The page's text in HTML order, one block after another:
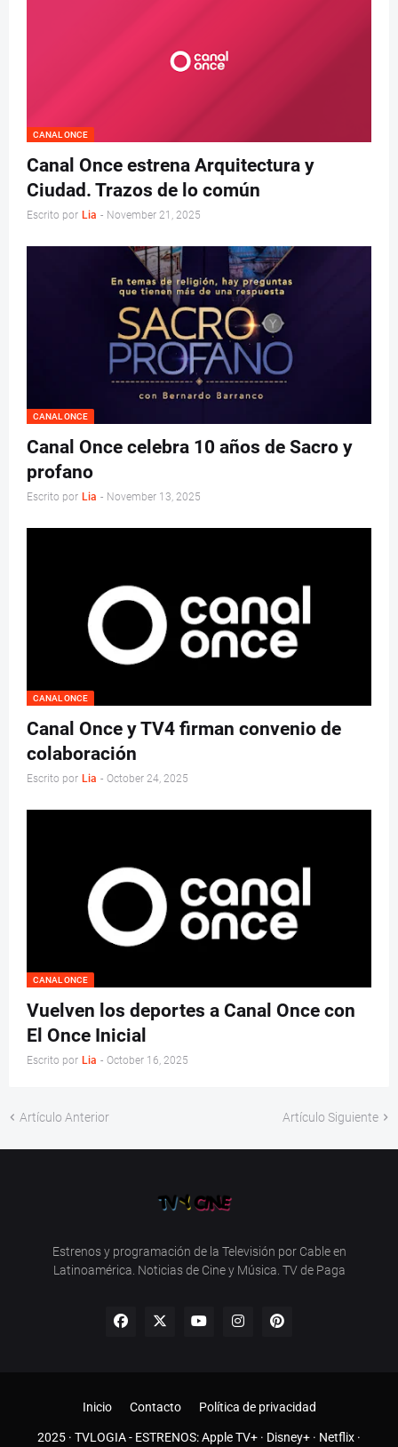
CANAL ONCE
Canal Once estrena Arquitectura y
Ciudad. Trazos de lo común
Escrito por Lia - November 21, 2025
CANAL ONCE
Canal Once celebra 10 años de Sacro y
profano
Escrito por Lia - November 13, 2025
CANAL ONCE
Canal Once y TV4 firman convenio de
colaboración
Escrito por Lia - October 24, 2025
CANAL ONCE
Vuelven los deportes a Canal Once con
El Once Inicial
Escrito por Lia - October 16, 2025
Artículo Anterior Artículo Siguiente
Estrenos y programación de la Televisión por Cable en
Latinoamérica. Noticias de Cine y Música. TV de Paga
2025 · TVLOGIA- ESTRENOS:Apple TV+ · Disney+ · Netflix ·
Inicio Contacto Política de privacidad